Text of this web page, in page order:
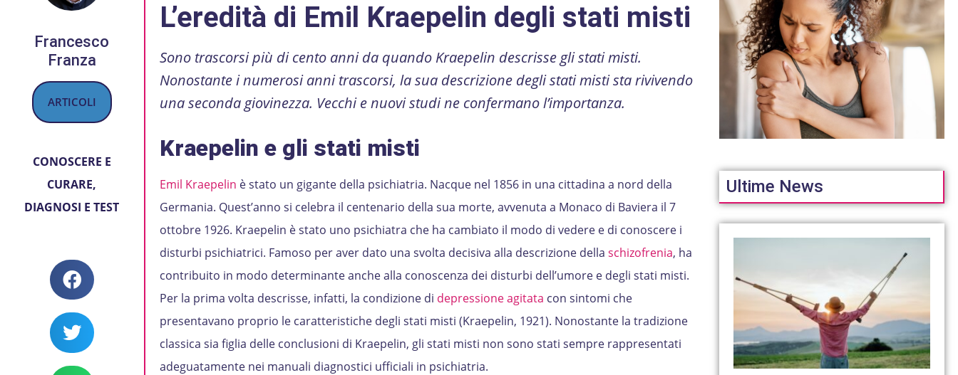
Francesco
Franza
ARTICOLI
CONOSCERE E
CURARE,
DIAGNOSI E TEST
L’eredità di Emil Kraepelin degli stati misti
Sono trascorsi più di cento anni da quando Kraepelin descrisse gli stati misti.
Nonostante i numerosi anni trascorsi, la sua descrizione degli stati misti sta rivivendo
una seconda giovinezza. Vecchi e nuovi studi ne confermano l’importanza.
Kraepelin e gli stati misti
Emil Kraepelin è stato un gigante della psichiatria. Nacque nel 1856 in una cittadina a nord della
Germania. Quest’anno si celebra il centenario della sua morte, avvenuta a Monaco di Baviera il 7
ottobre 1926. Kraepelin è stato uno psichiatra che ha cambiato il modo di vedere e di conoscere i
disturbi psichiatrici. Famoso per aver dato una svolta decisiva alla descrizione della schizofrenia, ha
contribuito in modo determinante anche alla conoscenza dei disturbi dell’umore e degli stati misti.
Per la prima volta descrisse, infatti, la condizione di depressione agitata con sintomi che
presentavano proprio le caratteristiche degli stati misti (Kraepelin, 1921). Nonostante la tradizione
classica sia figlia delle conclusioni di Kraepelin, gli stati misti non sono stati sempre rappresentati
adeguatamente nei manuali diagnostici ufficiali in psichiatria.
Ultime News